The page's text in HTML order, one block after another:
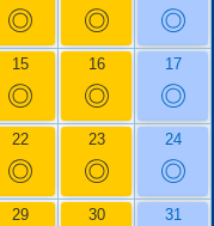
◎ ◎ ◎
15
◎
16
◎
17
◎
22
◎
23
◎
24
◎
29 30 31